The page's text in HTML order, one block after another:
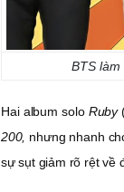
BTS làm
Hai album solo Ruby
200, nhưng nhanh
sự sụt giảm rõ rệt về